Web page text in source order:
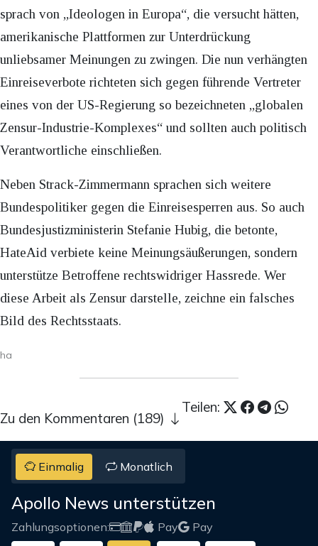
sprach von „Ideologen in Europa“, die versucht hätten,
amerikanische Plattformen zur Unterdrückung
unliebsamer Meinungen zu zwingen. Die nun verhängten
Einreiseverbote richteten sich gegen führende Vertreter
eines von der US-Regierung so bezeichneten „globalen
Zensur-Industrie-Komplexes“ und sollten auch politisch
Verantwortliche einschließen.
Neben Strack-Zimmermann sprachen sich weitere
Bundespolitiker gegen die Einreisesperren aus. So auch
Bundesjustizministerin Stefanie Hubig, die betonte,
HateAid verbiete keine Meinungsäußerungen, sondern
unterstütze Betroffene rechtswidriger Hassrede. Wer
diese Arbeit als Zensur darstelle, zeichne ein falsches
Bild des Rechtsstaats.
ha
Teilen:
Zu den Kommentaren (189)
Einmalig Monatlich
Apollo News unterstützen
Zahlungsoptionen: Pay Pay